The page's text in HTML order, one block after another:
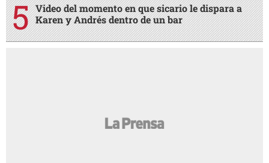
Video del momento en que sicario le dispara a
Karen y Andrés dentro de un bar